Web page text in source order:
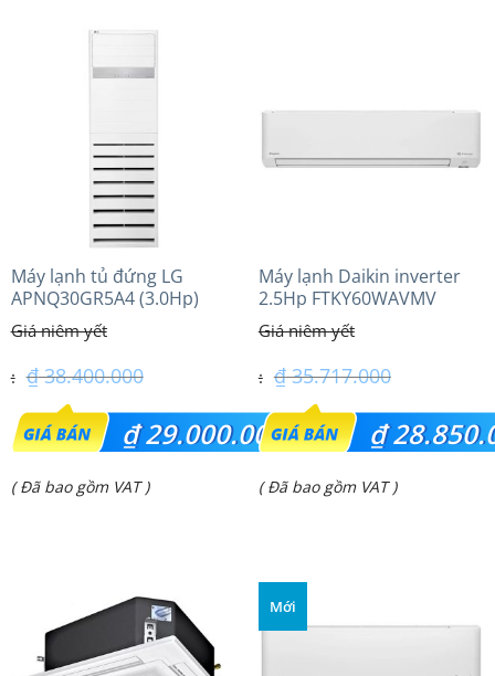
₫ 39.100.000.
Máy lạnh tủ đứng LG
APNQ30GR5A4 (3.0Hp)
Inverter
₫38.400.000
Giá
gốc
là:
₫29.000.000
Giá
₫ 29.000.000.
( Đã bao gồm VAT )
Máy lạnh Daikin inverter
2.5Hp FTKY60WAVMV
₫35.717.000
Giá
gốc
là:
₫
Giá
₫ 28.850.000.
( Đã bao gồm VAT )
Mới